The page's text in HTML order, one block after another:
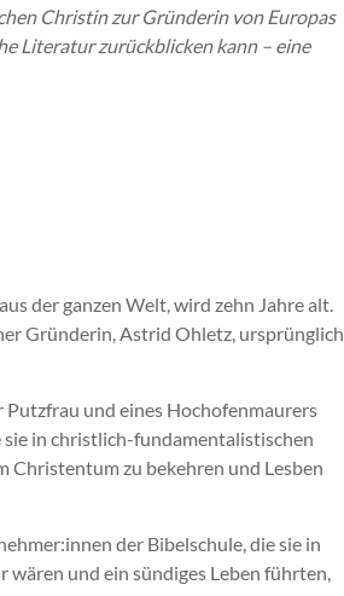
Christin zur Gründerin von Europas
Literatur zurückblicken kann – eine
der ganzen Welt, wird zehn Jahre alt.
Gründerin, Astrid Ohletz, ursprünglich
und eines Hochofenmaurers
sie in christlich-fundamentalistischen
Christentum zu bekehren und Lesben
der Bibelschule, die sie in
und ein sündiges Leben führten,